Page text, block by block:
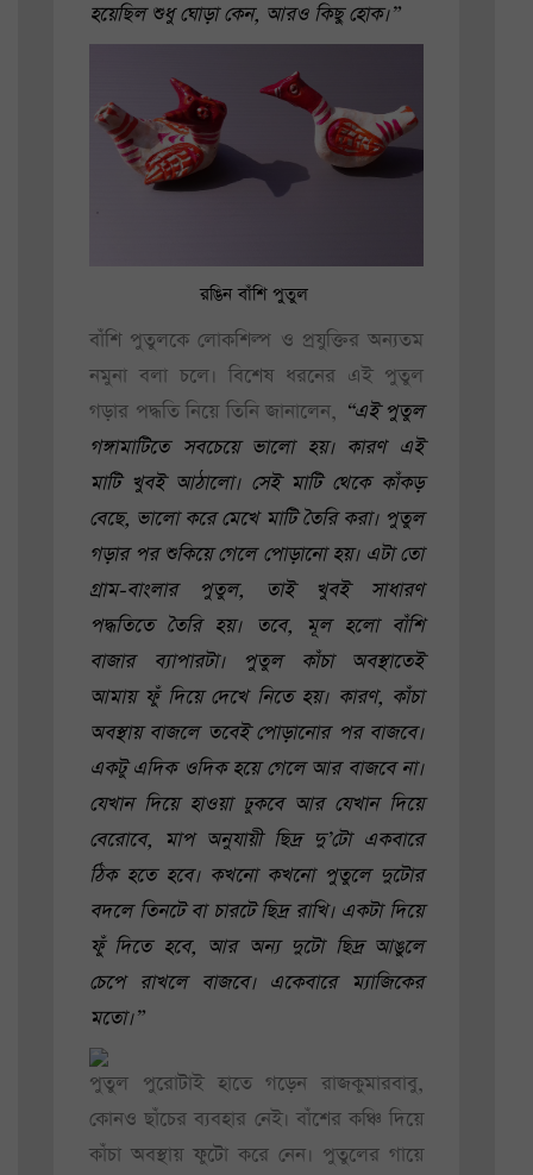
হয়েছিল শুধু ঘোড়া কেন, আরও কিছু হোক।”
রঙিন বাঁশি পুতুল
বাঁশি পুতুলকে লোকশিল্প ও প্রযুক্তির অন্যতম
নমুনা বলা চলে। বিশেষ ধরনের এই পুতুল
গড়ার পদ্ধতি নিয়ে তিনি জানালেন, “এই পুতুল
গঙ্গামাটিতে সবচেয়ে ভালো হয়। কারণ এই
মাটি খুবই আঠালো। সেই মাটি থেকে কাঁকড়
বেছে, ভালো করে মেখে মাটি তৈরি করা। পুতুল
গড়ার পর শুকিয়ে গেলে পোড়ানো হয়। এটা তো
গ্রাম-বাংলার পুতুল, তাই খুবই সাধারণ
পদ্ধতিতে তৈরি হয়। তবে, মূল হলো বাঁশি
বাজার ব্যাপারটা। পুতুল কাঁচা অবস্থাতেই
আমায় ফুঁ দিয়ে দেখে নিতে হয়। কারণ, কাঁচা
অবস্থায় বাজলে তবেই পোড়ানোর পর বাজবে।
একটু এদিক ওদিক হয়ে গেলে আর বাজবে না।
যেখান দিয়ে হাওয়া ঢুকবে আর যেখান দিয়ে
বেরোবে, মাপ অনুযায়ী ছিদ্র দু’টো একবারে
ঠিক হতে হবে। কখনো কখনো পুতুলে দুটোর
বদলে তিনটে বা চারটে ছিদ্র রাখি। একটা দিয়ে
ফুঁ দিতে হবে, আর অন্য দুটো ছিদ্র আঙুলে
চেপে রাখলে বাজবে। একেবারে ম্যাজিকের
মতো।”
পুতুল পুরোটাই হাতে গড়েন রাজকুমারবাবু,
কোনও ছাঁচের ব্যবহার নেই। বাঁশের কঞ্চি দিয়ে
কাঁচা অবস্থায় ফুটো করে নেন। পুতুলের গায়ে